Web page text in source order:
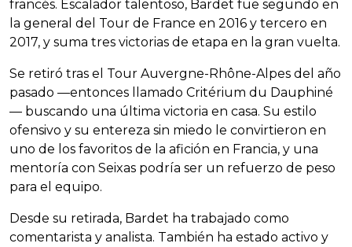
francés. Escalador talentoso, Bardet fue segundo en
la general del Tour de France en 2016 y tercero en
2017, y suma tres victorias de etapa en la gran vuelta.
Se retiró tras el Tour Auvergne-Rhône-Alpes del año
pasado —entonces llamado Critérium du Dauphiné
— buscando una última victoria en casa. Su estilo
ofensivo y su entereza sin miedo le convirtieron en
uno de los favoritos de la afición en Francia, y una
mentoría con Seixas podría ser un refuerzo de peso
para el equipo.
Desde su retirada, Bardet ha trabajado como
comentarista y analista. También ha estado activo y